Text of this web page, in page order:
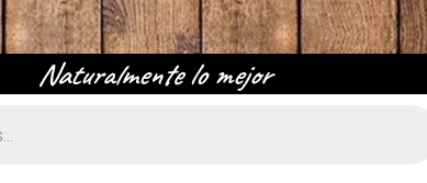
Naturalmente lo mejor